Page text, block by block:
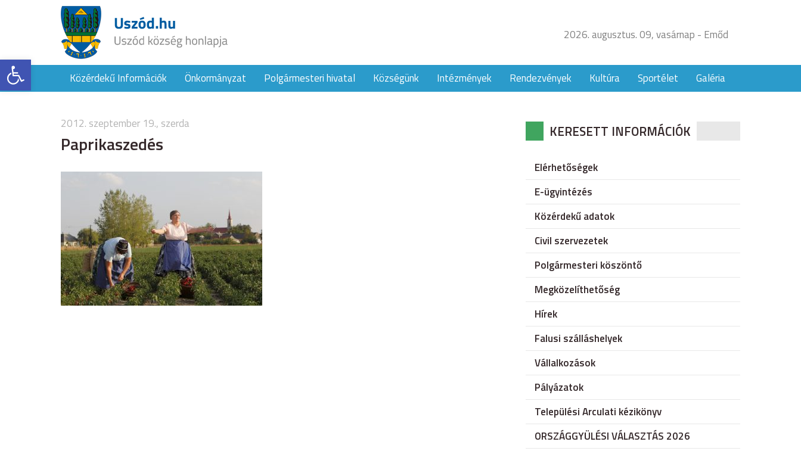
Eszköztár megnyitása
2026. augusztus. 09, vasárnap - Emőd
Közérdekű Információk Önkormányzat Polgármesteri hivatal Községünk Intézmények Rendezvények Kultúra Sportélet Galéria
2012. szeptember 19., szerda
Paprikaszedés KERESETT INFORMÁCIÓK
Elérhetőségek
E-ügyintézés
Közérdekű adatok
Civil szervezetek
Polgármesteri köszöntő
Megközelíthetőség
Hírek
Falusi szálláshelyek
Vállalkozások
Pályázatok
Települési Arculati kézikönyv
ORSZÁGGYÜLÉSI VÁLASZTÁS 2026